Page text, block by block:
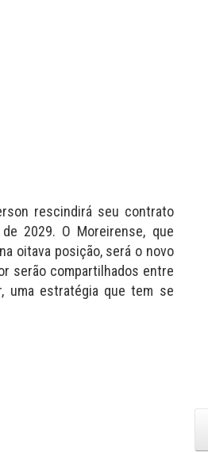
rescindirá seu contrato
2029. O Moreirense, que
oitava posição, será o novo
serão compartilhados entre
uma estratégia que tem se